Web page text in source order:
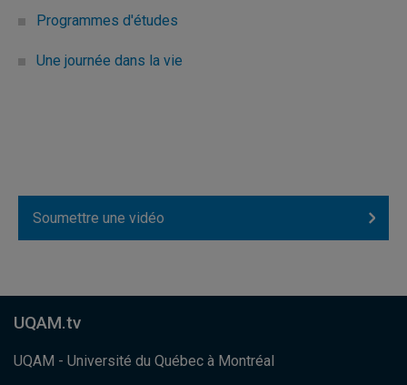
Programmes d'études
Une journée dans la vie
Soumettre une vidéo
UQAM - Université du Québec à Montréal
UQAM.tv